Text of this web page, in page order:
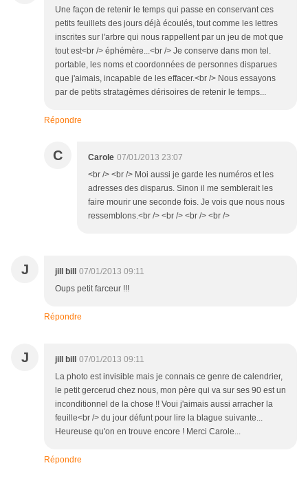
Une façon de retenir le temps qui passe en conservant ces
petits feuillets des jours déjà écoulés, tout comme les lettres
inscrites sur l'arbre qui nous rappellent par un jeu de mot que
tout est<br /> éphémère...<br /> Je conserve dans mon tel.
portable, les noms et coordonnées de personnes disparues
que j'aimais, incapable de les effacer.<br /> Nous essayons
par de petits stratagèmes dérisoires de retenir le temps...
Répondre
C Carole 07/01/2013 23:07
<br /> <br /> Moi aussi je garde les numéros et les
adresses des disparus. Sinon il me semblerait les
faire mourir une seconde fois. Je vois que nous nous
ressemblons.<br /> <br /> <br /> <br />
J jill bill
07/01/2013 09:11
Oups petit farceur !!!
Répondre
J jill bill
07/01/2013 09:11
La photo est invisible mais je connais ce genre de calendrier,
le petit gercerud chez nous, mon père qui va sur ses 90 est un
inconditionnel de la chose !! Voui j'aimais aussi arracher la
feuille<br /> du jour défunt pour lire la blague suivante...
Heureuse qu'on en trouve encore ! Merci Carole...
Répondre